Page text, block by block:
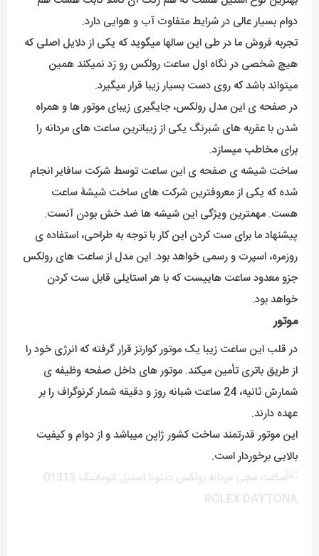
دوام بسیار عالی در شرایط متفاوت آب و هوایی دارد.
تجربه فروش ما در طی این سالها میگوید که یکی از دلایل اصلی که
هیچ شخصی در نگاه اول ساعت رولکس رو رَد نمیکند همین
میتواند باشد که روی دست بسیار زیبا قرار میگیرد.
در صفحه ی این مدل رولکس، جایگیری زیبای موتور ها و همراه
شدن با عقربه های شبرنگ یکی از زیباترین ساعت های مردانه را
برای مخاطب میسازد.
ساخت شیشه ی صفحه ی این ساعت توسط شرکت سافایر انجام
شده که یکی از معروفترین شرکت های ساخت شیشۀ ساعت
هست. مهمترین ویژگی این شیشه ها ضد خش بودن آنست.
پیشنهاد ما برای ست کردن این کار با توجه به طراحی، استفاده ی
روزمره، اسپرت و رسمی خواهد بود. این مدل از ساعت های رولکس
جزو معدود ساعت هاییست که با هر استایلی قابل ست کردن
خواهد بود.
موتور
در قلب این ساعت زیبا یک موتور کوارتز قرار گرفته که انرژی خود را
از طریق باتری تأمین میکند. موتور های داخل صفحه وظیفه ی
شمارش ثانیه، 24 ساعت شبانه روز و دقیقه شمار کرنوگراف را بر
عهده دارند.
این موتور قدرتمند ساخت کشور ژاپن میباشد و از دوام و کیفیت
بالایی برخوردار است.